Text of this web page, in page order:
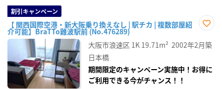
割引キャンペーン
【 関西国際空港・新大阪乗り換えなし | 駅チカ | 複数部屋紹
介可能】BraTTo難波駅前 (No.476289)
に入
り登
大阪市浪速区 1K 19.71m² 2002年2月築
日本橋
期間限定のキャンペーン実施中！お得に
ご利用できる今がチャンス！！